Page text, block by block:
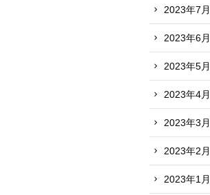
2023年7月
2023年6月
2023年5月
2023年4月
2023年3月
2023年2月
2023年1月